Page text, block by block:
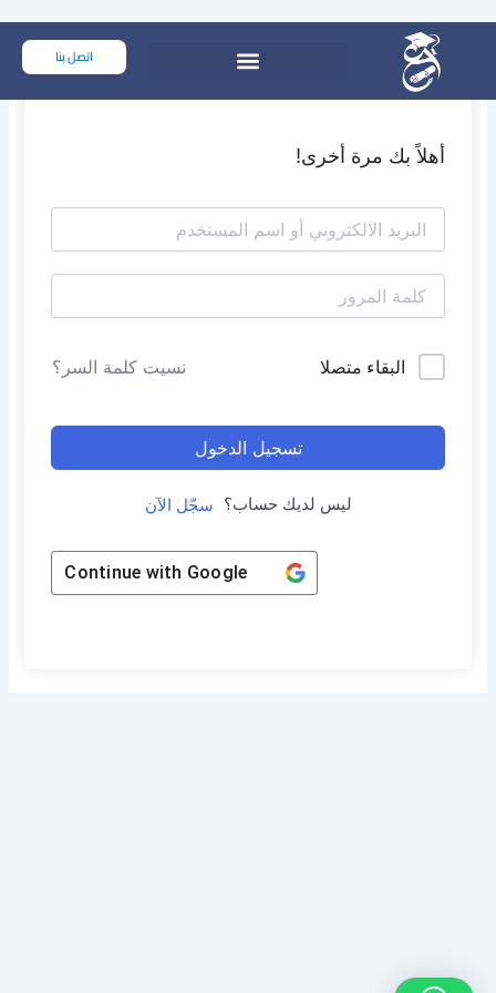
المحتوى
اتصل بنا
أهلاً بك مرة أخرى!
البقاء متصلا نسيت كلمة السر؟
تسجيل الدخول
ليس لديك حساب؟ سجّل الآن
Continue with Google